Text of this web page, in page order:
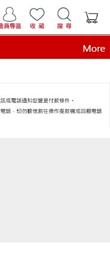
這裡
獲行政院環境部網購包